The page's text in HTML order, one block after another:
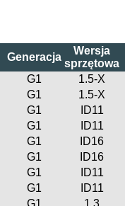
Generacja
Wersja
sprzętowa
G1
1.5-X
G1
1.5-X
G1
ID11
G1
ID11
G1
ID16
G1
ID16
G1
ID11
G1
ID11
G1
1.3